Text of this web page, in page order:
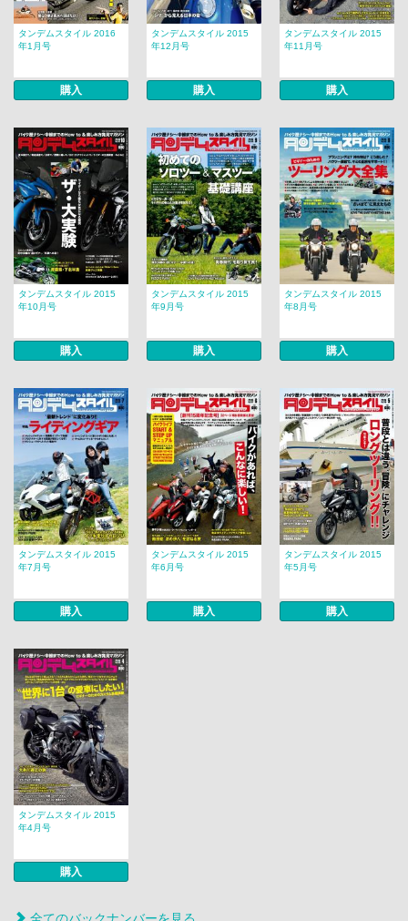
タンデムスタイル 2016
年1月号
購入
タンデムスタイル 2015
年12月号
購入
タンデムスタイル 2015
年11月号
購入
タンデムスタイル 2015
年10月号
購入
タンデムスタイル 2015
年9月号
購入
タンデムスタイル 2015
年8月号
購入
タンデムスタイル 2015
年7月号
購入
タンデムスタイル 2015
年6月号
購入
タンデムスタイル 2015
年5月号
購入
タンデムスタイル 2015
年4月号
購入